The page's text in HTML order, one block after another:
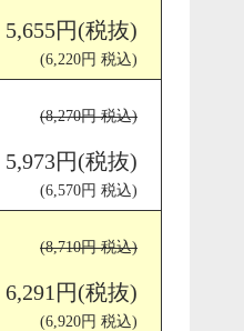
5,655円(税抜)
(6,220円 税込)
(8,270円 税込)
5,973円(税抜)
(6,570円 税込)
(8,710円 税込)
6,291円(税抜)
(6,920円 税込)